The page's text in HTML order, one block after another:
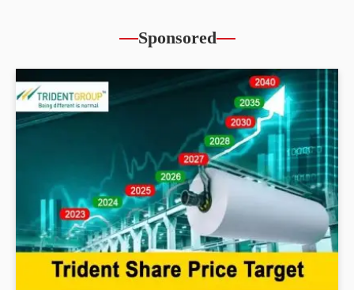
Sponsored